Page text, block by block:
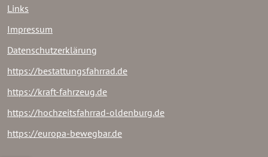
Links
Impressum
Datenschutzerklärung
https://bestattungsfahrrad.de
https://kraft-fahrzeug.de
https://hochzeitsfahrrad-oldenburg.de
https://europa-bewegbar.de